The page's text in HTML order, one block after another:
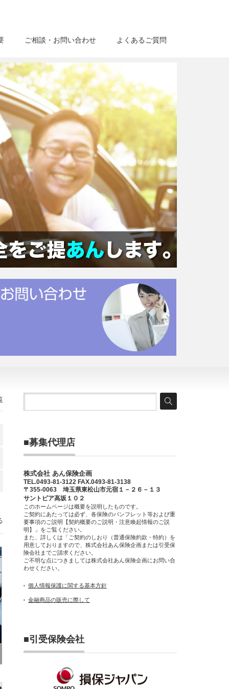
ご相談・お問い合わせ よくあるご質問
■募集代理店
株式会社 あん保険企画
TEL.0493-81-3122 FAX.0493-81-3138
〒355-0063 埼玉県東松山市元宿１－２６－１３
サントピア高坂１０２
このホームページは概要を説明したものです。
ご契約にあたっては必ず、各保険のパンフレット等および重
要事項のご説明【契約概要のご説明・注意喚起情報のご説
明】」をご覧ください。
また、詳しくは「ご契約のしおり（普通保険約款・特約）を
用意しておりますので、株式会社あん保険企画または引受保
険会社までご請求ください。
ご不明な点につきましては株式会社あん保険企画にお問い合
わせください。
個人情報保護に関する基本方針
金融商品の販売に際して
■引受保険会社